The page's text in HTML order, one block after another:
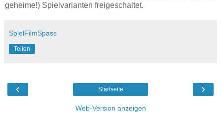
geheime!) Spielvarianten freigeschaltet.
SpielFilmSpass
Teilen
‹ ›
Startseite
Web-Version anzeigen